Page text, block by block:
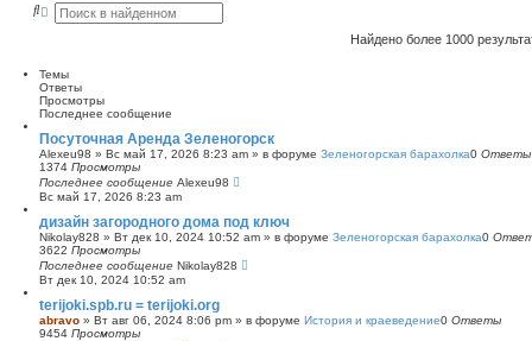
П Р
р
е
н
н
ы
й
п
о
и
к
Найдено более 1000
Темы
Ответы
Просмотры
Последнее сообщение
Посуточная Аренда Зеленогорск
Alexeu98 » Вс май 17, 2026 8:23 am » в форуме Зеленогорская барахолка0 Ответы
1374 Просмотры
Последнее сообщение Alexeu98
Вс май 17, 2026 8:23 am
дизайн загородного дома под ключ
Nikolay828 » Вт дек 10, 2024 10:52 am » в форуме Зеленогорская барахолка0
3622 Просмотры
Последнее сообщение Nikolay828
Вт дек 10, 2024 10:52 am
terijoki.spb.ru = terijoki.org
abravo » Вт авг 06, 2024 8:06 pm » в форуме История и краеведение0 Ответы
9454 Просмотры